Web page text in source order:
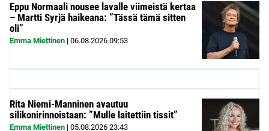
Eppu Normaali nousee lavalle viimeistä kertaa
– Martti Syrjä haikeana: ”Tässä tämä sitten
oli”
Emma Miettinen | 06.08.2026 09:53
Rita Niemi-Manninen avautuu
silikonirinnoistaan: ”Mulle laitettiin tissit”
Emma Miettinen | 05.08.2026 23:43